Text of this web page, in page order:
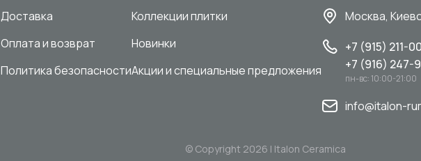
Доставка
Оплата и возврат
Политика безопасности
Коллекции плитки
Новинки
Акции и специальные предложения
Москва,
+7 (915) 211-
+7 (916) 247-
пн-вс: 10:00-21:00
info@italon-
© Copyright 2026 | Italon Ceramica